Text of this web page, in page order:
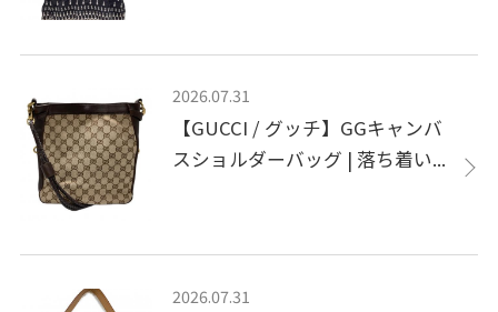
2026.07.31
【GUCCI / グッチ】GGキャンバ
スショルダーバッグ | 落ち着い...
2026.07.31